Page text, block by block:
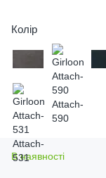
Колір
В наявності